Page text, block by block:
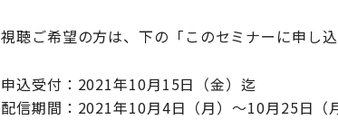
視聴ご希望の方は、下の「このセミナーに申し
申込受付：2021年10月15日（金）迄
配信期間：2021年10月4日（月）～10月25日（月